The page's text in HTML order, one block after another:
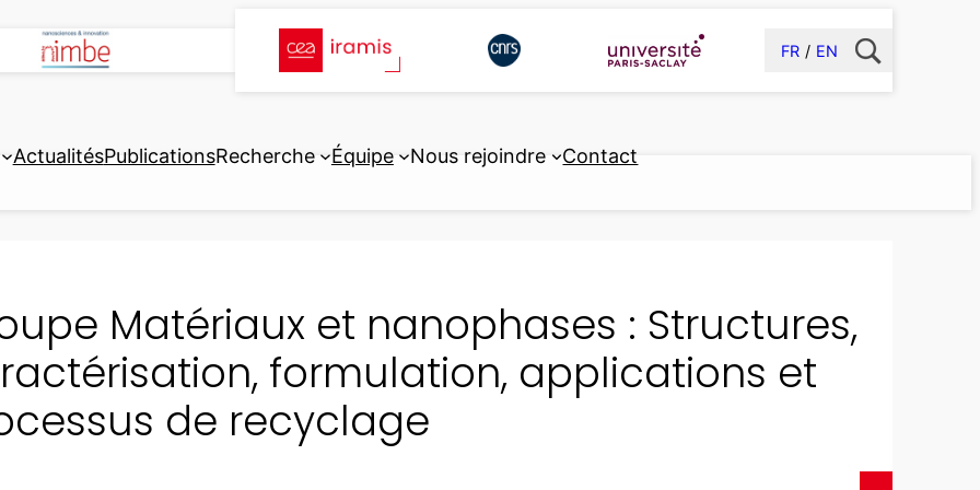
FR EN
ActualitésPublicationsRecherche Équipe Nous rejoindre Contact
Matériaux et nanophases : Structures,
formulation, applications et
de recyclage